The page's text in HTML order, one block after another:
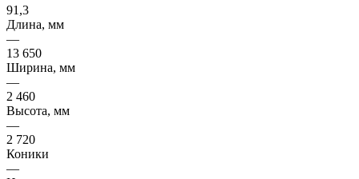
91,3
Длина, мм
—
13 650
Ширина, мм
—
2 460
Высота, мм
—
2 720
Коники
—